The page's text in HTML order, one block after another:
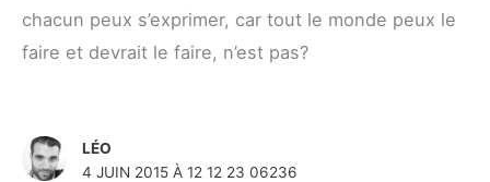
chacun peux s’exprimer, car tout le monde peux le
faire et devrait le faire, n’est pas?
LÉO
4 JUIN 2015 À 12 12 23 06236